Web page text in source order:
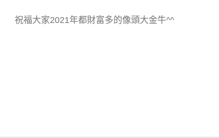
祝福大家2021年都財富多的像頭大金牛^^